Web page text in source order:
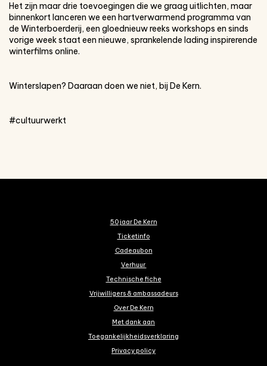
Het zijn maar drie toevoegingen die we graag uitlichten, maar
binnenkort lanceren we een hartverwarmend programma van
de Winterboerderij, een gloednieuw reeks workshops en sinds
vorige week staat een nieuwe, sprankelende lading inspirerende
winterfilms online.
Winterslapen? Daaraan doen we niet, bij De Kern.
#cultuurwerkt
50 jaar De Kern
Ticketinfo
Cadeaubon
Verhuur
Technische fiche
Vrijwilligers & ambassadeurs
Over De Kern
Met dank aan
Toegankelijkheidsverklaring
Privacy policy